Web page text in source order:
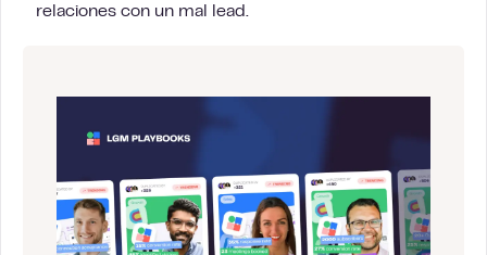
relaciones con un mal lead.